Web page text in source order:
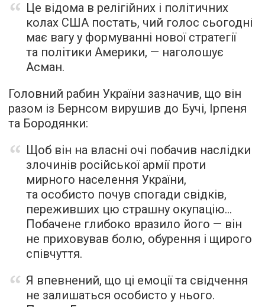
Це відома в релігійних і політичних
колах США постать, чий голос сьогодні
має вагу у формуванні нової стратегії
та політики Америки, — наголошує
Асман.
Головний рабин України зазначив, що він
разом із Бернсом вирушив до Бучі, Ірпеня
та Бородянки:
Щоб він на власні очі побачив наслідки
злочинів російської армії проти
мирного населення України,
та особисто почув спогади свідків,
переживших цю страшну окупацію…
Побачене глибоко вразило його — він
не приховував болю, обурення і щирого
співчуття.
Я впевнений, що ці емоції та свідчення
не залишаться особисто у нього.